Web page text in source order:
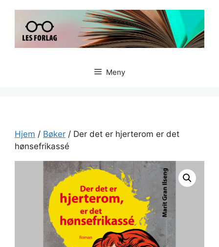
innhold
Meny
Hjem / Bøker / Der det er hjerterom er det
hønsefrikassé